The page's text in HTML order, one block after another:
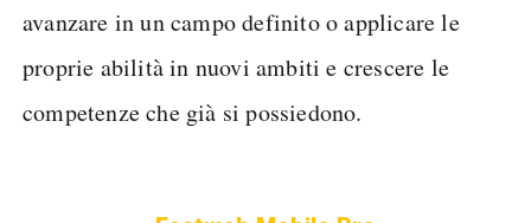
avanzare in un campo definito o applicare le
proprie abilità in nuovi ambiti e crescere le
competenze che già si possiedono.